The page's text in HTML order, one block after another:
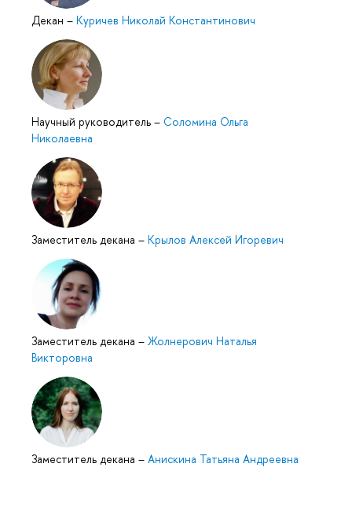
Декан – Куричев Николай Константинович
Научный руководитель – Соломина Ольга
Николаевна
Заместитель декана – Крылов Алексей Игоревич
Заместитель декана – Жолнерович Наталья
Викторовна
Заместитель декана – Анискина Татьяна Андреевна